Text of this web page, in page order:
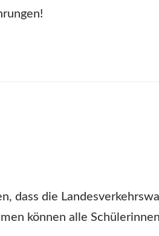
dass die
können alle